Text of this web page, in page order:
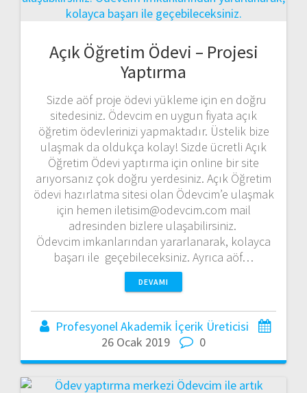
Açık Öğretim Ödevi – Projesi
Yaptırma
Sizde aöf proje ödevi yükleme için en doğru
sitedesiniz. Ödevcim en uygun fiyata açık
öğretim ödevlerinizi yapmaktadır. Üstelik bize
ulaşmak da oldukça kolay! Sizde ücretli Açık
Öğretim Ödevi yaptırma için online bir site
arıyorsanız çok doğru yerdesiniz. Açık Öğretim
ödevi hazırlatma sitesi olan Ödevcim’e ulaşmak
için hemen iletisim@odevcim.com mail
adresinden bizlere ulaşabilirsiniz.
Ödevcim imkanlarından yararlanarak, kolayca
başarı ile geçebileceksiniz. Ayrıca aöf…
DEVAMI
Profesyonel Akademik İçerik Üreticisi
26 Ocak 2019
0